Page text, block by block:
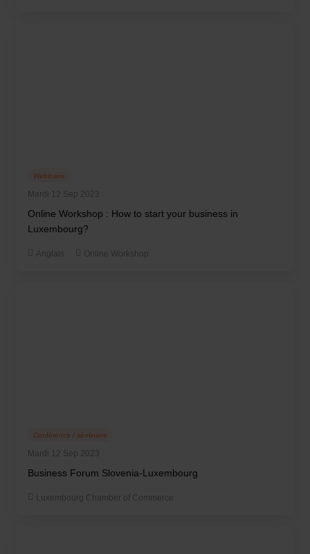
Mardi 12 Sep 2023
Webinaire
Online Workshop : How to start your business in
Luxembourg?
Anglais Online Workshop
Mardi 12 Sep 2023
Conférence / séminaire
Business Forum Slovenia-Luxembourg
Luxembourg Chamber of Commerce